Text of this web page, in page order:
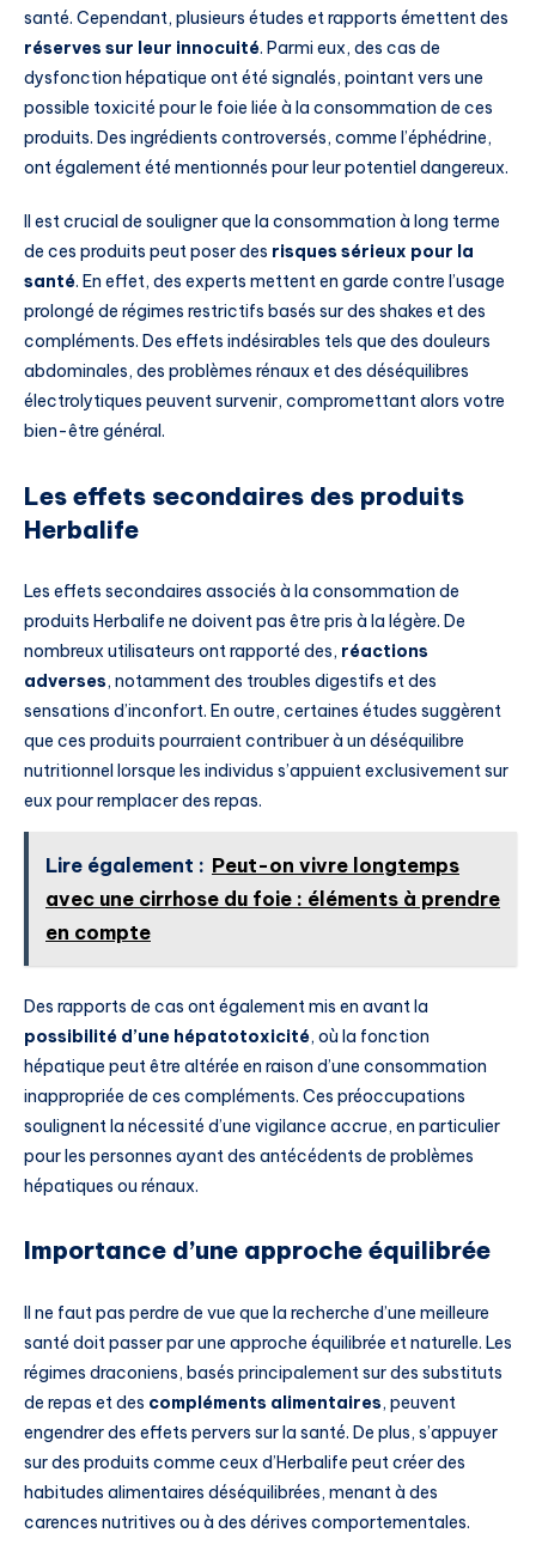
santé. Cependant, plusieurs études et rapports émettent des
réserves sur leur innocuité. Parmi eux, des cas de
dysfonction hépatique ont été signalés, pointant vers une
possible toxicité pour le foie liée à la consommation de ces
produits. Des ingrédients controversés, comme l’éphédrine,
ont également été mentionnés pour leur potentiel dangereux.
Il est crucial de souligner que la consommation à long terme
de ces produits peut poser des risques sérieux pour la
santé. En effet, des experts mettent en garde contre l’usage
prolongé de régimes restrictifs basés sur des shakes et des
compléments. Des effets indésirables tels que des douleurs
abdominales, des problèmes rénaux et des déséquilibres
électrolytiques peuvent survenir, compromettant alors votre
bien-être général.
Les effets secondaires des produits
Herbalife
Les effets secondaires associés à la consommation de
produits Herbalife ne doivent pas être pris à la légère. De
nombreux utilisateurs ont rapporté des, réactions
adverses, notamment des troubles digestifs et des
sensations d’inconfort. En outre, certaines études suggèrent
que ces produits pourraient contribuer à un déséquilibre
nutritionnel lorsque les individus s’appuient exclusivement sur
eux pour remplacer des repas.
Lire également : Peut-on vivre longtemps
avec une cirrhose du foie : éléments à prendre
en compte
Des rapports de cas ont également mis en avant la
possibilité d’une hépatotoxicité, où la fonction
hépatique peut être altérée en raison d’une consommation
inappropriée de ces compléments. Ces préoccupations
soulignent la nécessité d’une vigilance accrue, en particulier
pour les personnes ayant des antécédents de problèmes
hépatiques ou rénaux.
Importance d’une approche équilibrée
Il ne faut pas perdre de vue que la recherche d’une meilleure
santé doit passer par une approche équilibrée et naturelle. Les
régimes draconiens, basés principalement sur des substituts
de repas et des compléments alimentaires, peuvent
engendrer des effets pervers sur la santé. De plus, s’appuyer
sur des produits comme ceux d’Herbalife peut créer des
habitudes alimentaires déséquilibrées, menant à des
carences nutritives ou à des dérives comportementales.